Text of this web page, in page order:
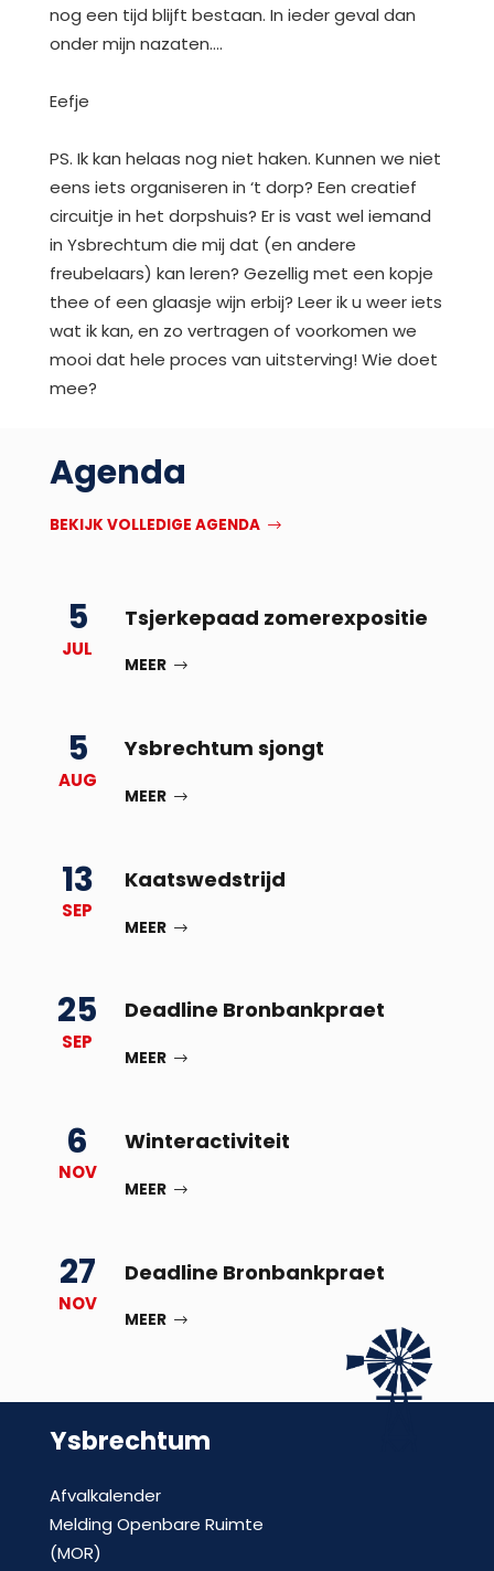
nog een tijd blijft bestaan. In ieder geval dan
onder mijn nazaten….
Eefje
PS. Ik kan helaas nog niet haken. Kunnen we niet
eens iets organiseren in ‘t dorp? Een creatief
circuitje in het dorpshuis? Er is vast wel iemand
in Ysbrechtum die mij dat (en andere
freubelaars) kan leren? Gezellig met een kopje
thee of een glaasje wijn erbij? Leer ik u weer iets
wat ik kan, en zo vertragen of voorkomen we
mooi dat hele proces van uitsterving! Wie doet
mee?
Agenda
BEKIJK VOLLEDIGE AGENDA
5
JUL
Tsjerkepaad zomerexpositie
MEER
5
AUG
Ysbrechtum sjongt
MEER
13
SEP
Kaatswedstrijd
MEER
25
SEP
Deadline Bronbankpraet
MEER
6
NOV
Winteractiviteit
MEER
27
NOV
Deadline Bronbankpraet
MEER
Ysbrechtum
Afvalkalender
Melding Openbare Ruimte
(MOR)